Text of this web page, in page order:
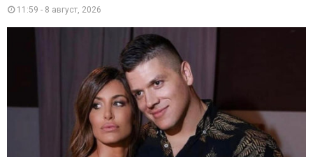
11:59 - 8 август, 2026